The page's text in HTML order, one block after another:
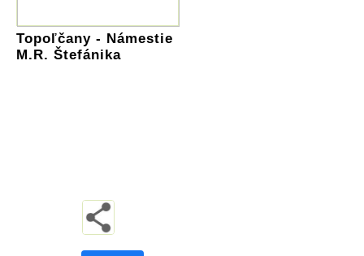
Topoľčany - Námestie
M.R. Štefánika